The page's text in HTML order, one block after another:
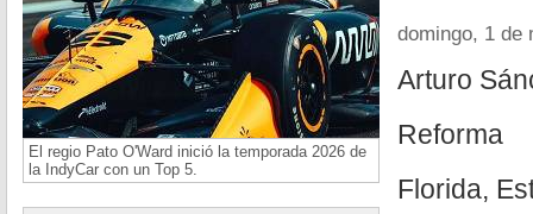
El regio Pato O'Ward inició la temporada 2026 de
la IndyCar con un Top 5.
domingo, 1 de
Arturo
Reforma
Florida,